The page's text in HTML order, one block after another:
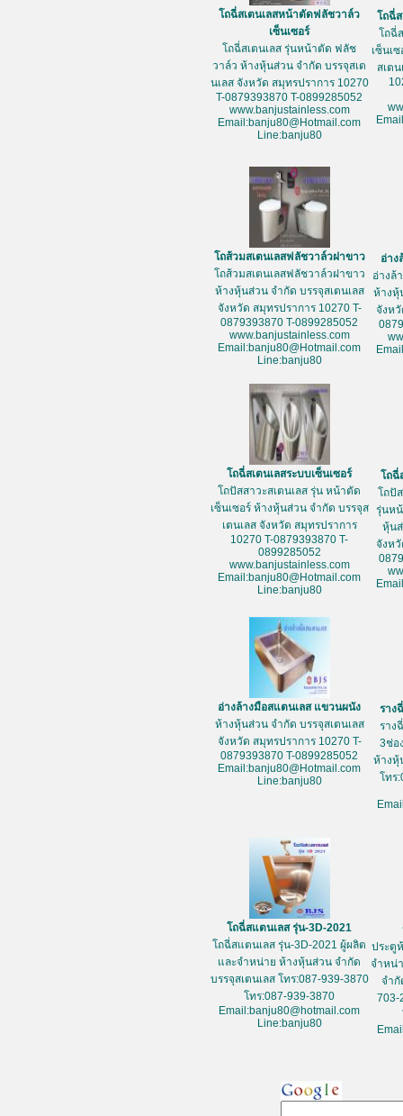
โถฉี่สเตนเลสหน้าตัดฟลัชวาล์ว
เซ็นเซอร์
โถฉี่สเตนเลส รุ่นหน้าตัด ฟลัช
วาล์ว ห้างหุ้นส่วน จำกัด บรรจุสเต
นเลส จังหวัด สมุทรปราการ 10270
T-0879393870 T-0899285052
www.banjustainless.com
Email:banju80@Hotmail.com
Line:banju80
โถฉี่
โถฉี่
เซ็นเ
สเต
โถส้วมสเตนเลสฟลัชวาล์วฝาขาว
โถส้วมสเตนเลสฟลัชวาล์วฝาขาว
ห้างหุ้นส่วน จำกัด บรรจุสเตนเลส
จังหวัด สมุทรปราการ 10270 T-
0879393870 T-0899285052
www.banjustainless.com
Email:banju80@Hotmail.com
Line:banju80
อ่าง
อ่างล้
ห้างหุ้
จังห
โถฉี่สเตนเลสระบบเซ็นเซอร์
โถปัสสาวะสเตนเลส รุ่น หน้าตัด
เซ็นเซอร์ ห้างหุ้นส่วน จำกัด บรรจุส
เตนเลส จังหวัด สมุทรปราการ
10270 T-0879393870 T-
0899285052
www.banjustainless.com
Email:banju80@Hotmail.com
Line:banju80
โถฉี่
โถปั
รุ่นห
หุ้น
จังห
อ่างล้างมือสแตนเลส แขวนผนัง
ห้างหุ้นส่วน จำกัด บรรจุสเตนเลส
จังหวัด สมุทรปราการ 10270 T-
0879393870 T-0899285052
Email:banju80@Hotmail.com
Line:banju80
ราง
ราง
3ช่อ
ห้างหุ้
โทร
โถฉี่สแตนเลส รุ่น-3D-2021
โถฉี่สแตนเลส รุ่น-3D-2021 ผู้ผลิต
และจำหน่าย ห้างหุ้นส่วน จำกัด
บรรจุสเตนเลส โทร:087-939-3870
โทร:087-939-3870
Email:banju80@hotmail.com
Line:banju80
ประตู
จำหน่
จำกั
703-